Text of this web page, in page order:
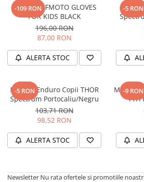
-109 RON
MANUSI CFMOTO GLOVES
FOR KIDS BLACK
196,00 RON
87,00 RON
ALERTA STOC
-5 RON
-5 RON
Mănuși Enduro Copii THOR
Spectrum Portocaliu/Negru
103,71 RON
98,52 RON
ALERTA STOC
-9 RON
Mănuși
YTH
Newsletter Nu rata ofertele si promotiile